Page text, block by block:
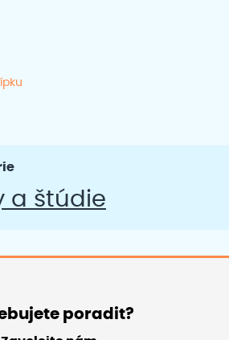
a štúdie
poradit?